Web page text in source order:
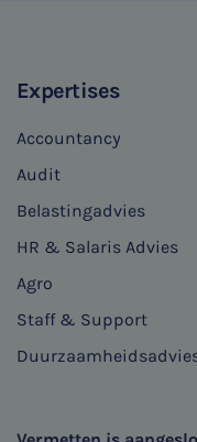
Expertises
Accountancy
Audit
Belastingadvies
HR & Salaris Advies
Agro
Staff & Support